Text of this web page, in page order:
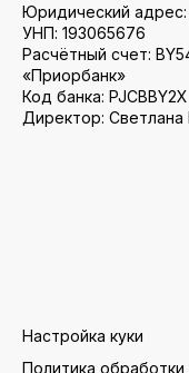
Юридический адрес:
УНП: 193065676
Расчётный счет:
«Приорбанк»
Код банка: PJCBBY2X
Директор: Светлана
Настройка куки
Политика